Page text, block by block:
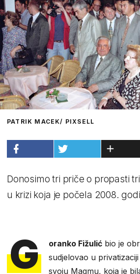
PATRIK MACEK/ PIXSELL
Donosimo tri priče o propasti
u krizi koja je počela 2008.
G oranko Fižulić bio je
sudjelovao u
svoju Magmu, koja je